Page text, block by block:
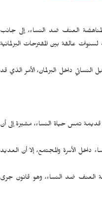
لمناهضة العنف ضد النساء، إلى جانب
عالقة بين المقترحات البرلمانية
داخل البرلمان، الأمر الذي قد
تمس حياة النساء، مشيرة إلى أن
الأسرة والمجتمع، إلا أن العديد
العنف ضد النساء، وهو قانون جرى